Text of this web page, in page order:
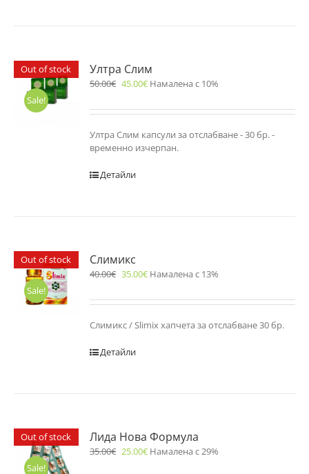
Out of stock
Sale!
Ултра Слим
50.00€ 45.00€ Намалена с 10%
Ултра Слим капсули за отслабване - 30 бр. -
временно изчерпан.
Детайли
Out of stock
Sale!
Слимикс
40.00€ 35.00€ Намалена с 13%
Слимикс / Slimix хапчета за отслабване 30 бр.
Детайли
Out of stock
Sale!
Лида Нова Формула
35.00€ 25.00€ Намалена с 29%